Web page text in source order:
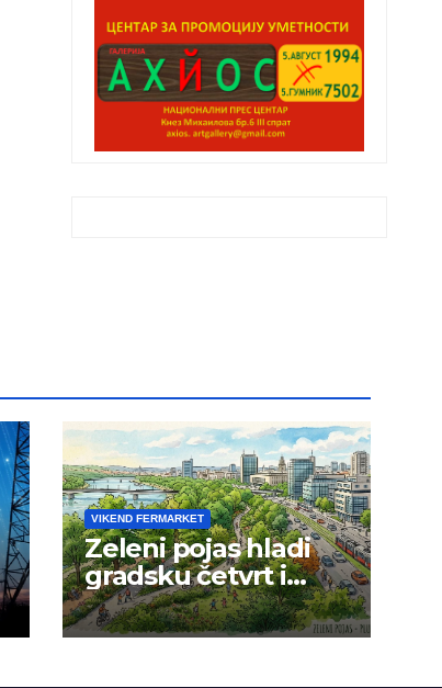
VIKEND FERMARKET
Zeleni pojas hladi
gradsku četvrt i
okolinu